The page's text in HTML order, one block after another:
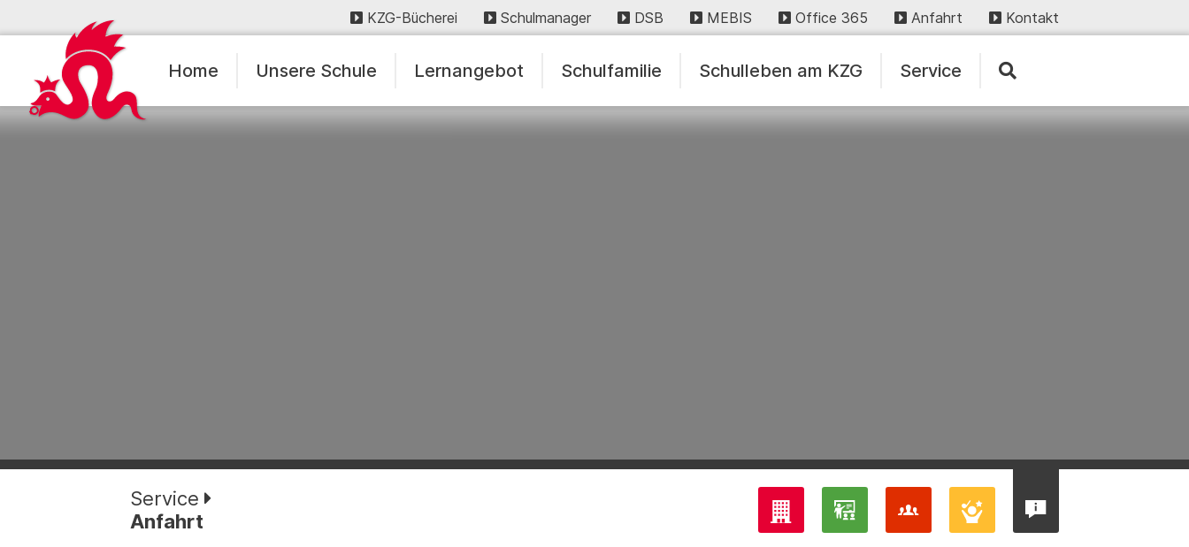
KZG-Bücherei Schulmanager DSB MEBIS Office 365 Anfahrt Kontakt
Home Unsere Schule Lernangebot Schulfamilie Schulleben am KZG Service
Service
Anfahrt